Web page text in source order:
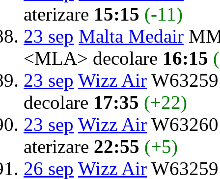
aterizare 15:15 (-11)
23 sep Malta Medair
<MLA> decolare 16:15
23 sep Wizz Air
decolare 17:35 (+22)
23 sep Wizz Air
aterizare 22:55 (+5)
26 sep Wizz Air